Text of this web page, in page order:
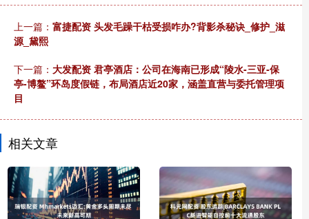
上一篇： 富捷配资 头发毛躁干枯受损咋办?背影杀秘诀_修护_滋
源_黛熙
下一篇： 大发配资 君亭酒店：公司在海南已形成“陵水-三亚-保
亭-博鳌”环岛度假链，布局酒店近20家，涵盖直营与委托管理项
目
相关文章